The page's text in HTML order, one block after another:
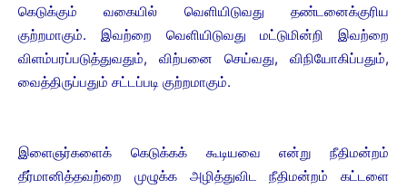
கெடுக்கும் வகையில் வெளியிடுவது தண்டனைக்குரிய
குற்றமாகும். இவற்றை வெளியிடுவது மட்டுமின்றி இவற்றை
விளம்பரப்படுத்துவதும், விற்பனை செய்வது, விநியோகிப்பதும்,
வைத்திருப்பதும் சட்டப்படி குற்றமாகும்.
இளைஞர்களைக் கெடுக்கக் கூடியவை என்று நீதிமன்றம்
தீர்மானித்தவற்றை முழுக்க அழித்துவிட நீதிமன்றம் கட்டளை